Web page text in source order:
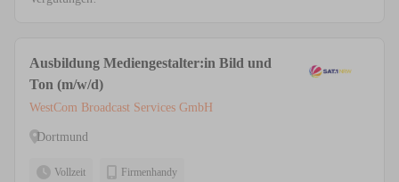
Ausbildung Mediengestalter:in Bild und
Ton (m/w/d)
WestCom Broadcast Services GmbH
Dortmund
Vollzeit Firmenhandy